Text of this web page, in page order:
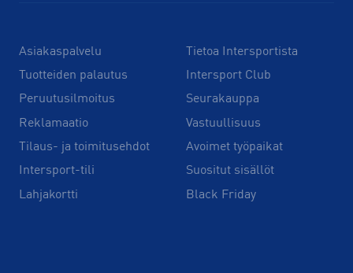
Asiakaspalvelu
Tuotteiden palautus
Peruutusilmoitus
Reklamaatio
Tilaus- ja toimitusehdot
Intersport-tili
Lahjakortti
Tietoa Intersportista
Intersport Club
Seurakauppa
Vastuullisuus
Avoimet työpaikat
Suositut sisällöt
Black Friday